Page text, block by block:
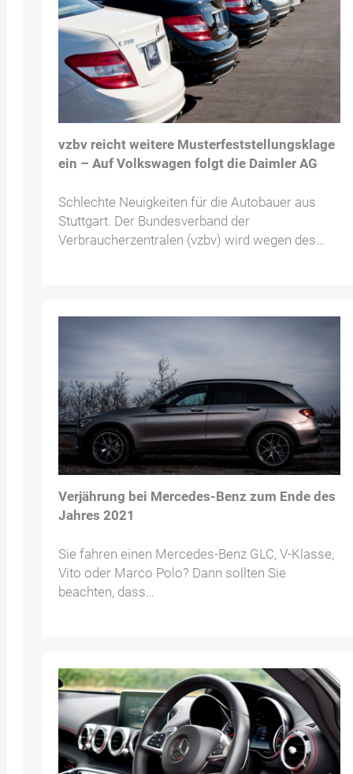
vzbv reicht weitere Musterfeststellungsklage
ein – Auf Volkswagen folgt die Daimler AG
Schlechte Neuigkeiten für die Autobauer aus
Stuttgart. Der Bundesverband der
Verbraucherzentralen (vzbv) wird wegen des…
Verjährung bei Mercedes-Benz zum Ende des
Jahres 2021
Sie fahren einen Mercedes-Benz GLC, V-Klasse,
Vito oder Marco Polo? Dann sollten Sie
beachten, dass…